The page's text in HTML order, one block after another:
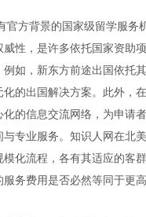
官方背景的国家级留学服
性，是许多依托国家资助
如，新东方前途出国依托
的出国解决方案。此外，
的信息交流网络，为申请
专业服务。知识人网在北
化流程，各有其适应的客
务费用是否必然等同于更